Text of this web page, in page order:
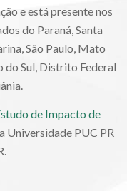
e está presente nos
do Paraná, Santa
São Paulo, Mato
do Sul, Distrito Federal
de Impacto de
Universidade PUC PR